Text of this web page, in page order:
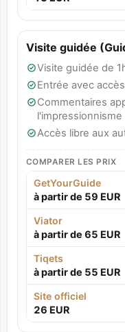
Visite guidée
Visite guidée de
Entrée avec
Commentaires
l'impressionnisme
Accès libre aux
COMPARER LES PRIX
GetYourGuide
à partir de 59 EUR
Viator
à partir de 65 EUR
Tiqets
à partir de 55 EUR
Site officiel
26 EUR